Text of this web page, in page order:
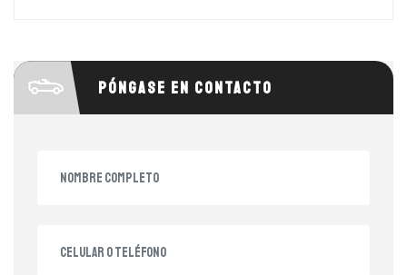
Póngase en contacto